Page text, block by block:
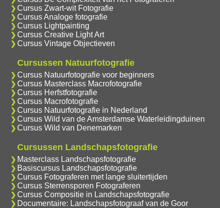
Cursus Zwart-wit Fotografie
Cursus Analoge fotografie
Cursus Lightpainting
Cursus Creative Light Art
Cursus Vintage Objectieven
Cursussen Natuurfotografie
Cursus Natuurfotografie voor beginners
Cursus Masterclass Macrofotografie
Cursus Herfstfotografie
Cursus Macrofotografie
Cursus Natuurfotografie in Nederland
Cursus Wild van de Amsterdamse Waterleidingduinen
Cursus Wild van Denemarken
Cursussen Landschapsfotografie
Masterclass Landschapsfotografie
Basiscursus Landschapsfotografie
Cursus Fotograferen met lange sluitertijden
Cursus Sterrensporen Fotograferen
Cursus Compositie in Landschapsfotografie
Documentaire: Landschapsfotograaf van de Goor